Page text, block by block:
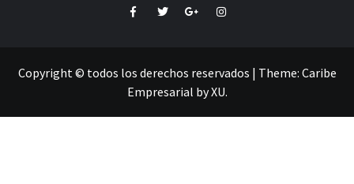
FacebookTwitterGoogle+Instagram
Copyright © todos los derechos reservados | Theme: Caribe
Empresarial byXU.